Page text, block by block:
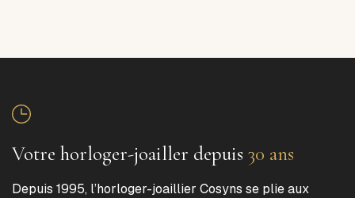
Votre horloger-joailler depuis 30 ans
Depuis 1995, l’horloger-joaillier Cosyns se plie aux